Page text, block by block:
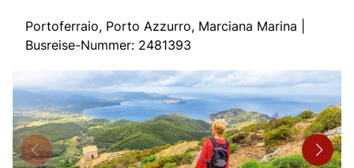
Kontakt
Start
Busreisen
Bus mieten
Flughafentransfer
Portoferraio, Porto Azzurro, Marciana Marina |
Busreise-Nummer: 2481393